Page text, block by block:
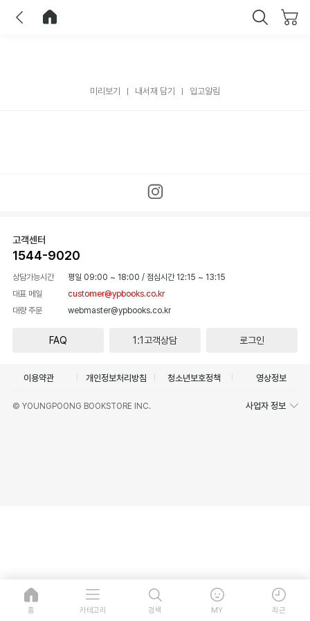
미리보기 내서재 담기 입고알림
고객센터
1544-9020
상담가능시간 평일 09:00 ~ 18:00 / 점심시간 12:15 ~ 13:15
대표 메일
customer@ypbooks.co.kr
대량 주문
webmaster@ypbooks.co.kr
FAQ 1:1고객상담 로그인
이용약관 개인정보처리방침 청소년보호정책 영상정보
© YOUNGPOONG BOOKSTORE INC. 사업자 정보
홈 카테고리 검색 MY 최근